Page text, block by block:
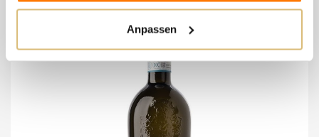
Anpassen